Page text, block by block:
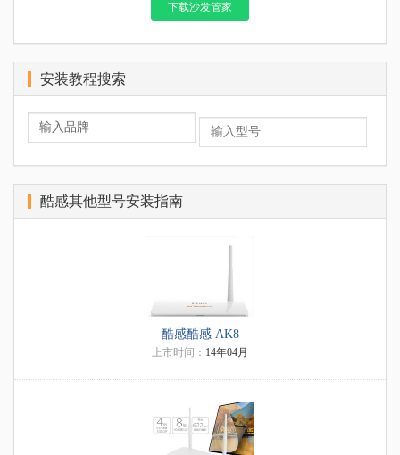
下载沙发管家
安装教程搜索
酷感其他型号安装指南
酷感酷感 AK8
上市时间： 14年04月